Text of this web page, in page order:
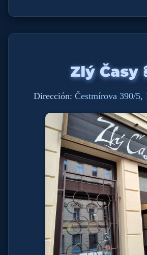
Zlý Časy
Dirección: Čestmírova 390/5,